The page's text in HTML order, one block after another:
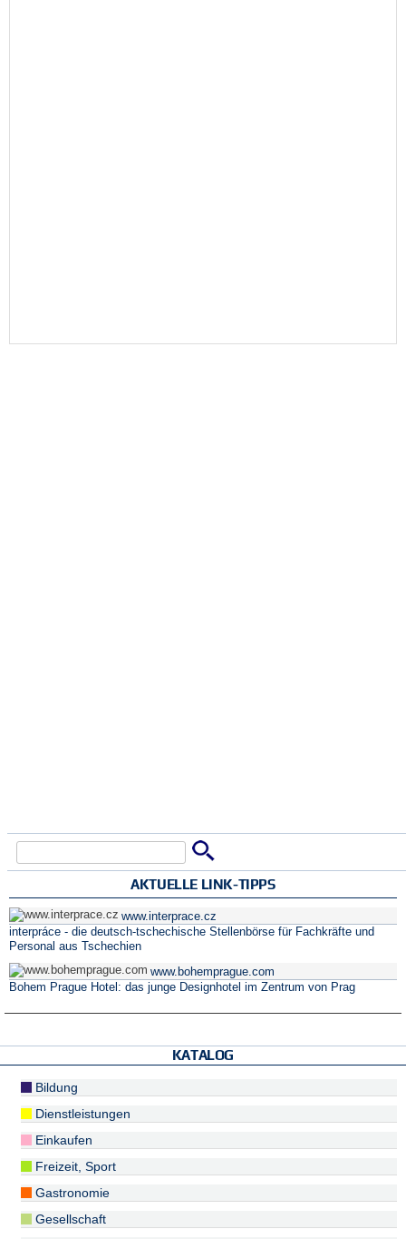
Suchformular
AKTUELLE LINK-TIPPS
www.interprace.cz
interpráce - die deutsch-tschechische Stellenbörse für Fachkräfte und
Personal aus Tschechien
www.bohemprague.com
Bohem Prague Hotel: das junge Designhotel im Zentrum von Prag
KATALOG
Bildung
Dienstleistungen
Einkaufen
Freizeit, Sport
Gastronomie
Gesellschaft